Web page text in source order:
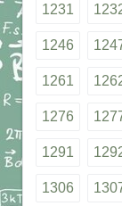
1231
1246
1261
1276
1291
1306